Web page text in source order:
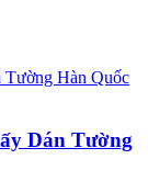
Dán Tường